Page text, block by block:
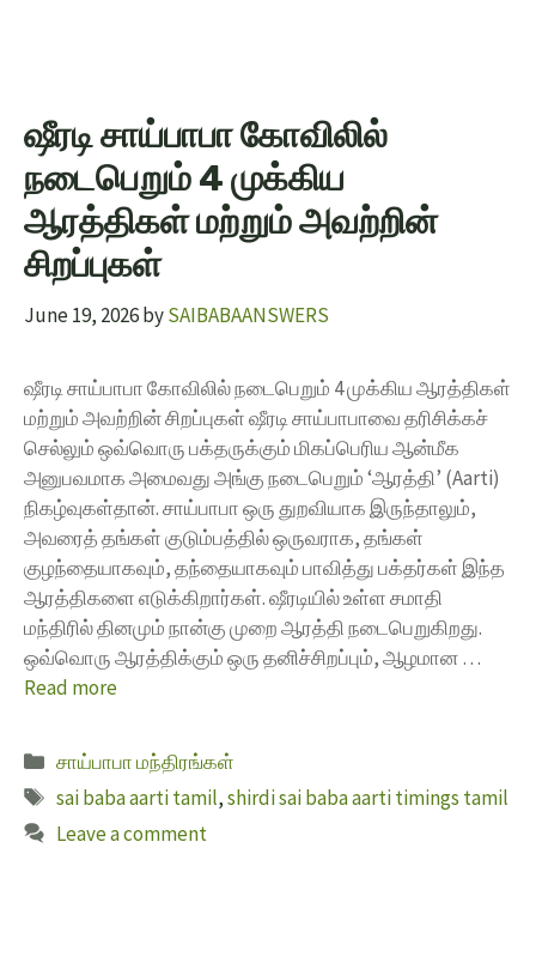
ஷீரடி சாய்பாபா கோவிலில்
நடைபெறும் 4 முக்கிய
ஆரத்திகள் மற்றும் அவற்றின்
சிறப்புகள்
June 19, 2026bySAIBABAANSWERS
ஷீரடி சாய்பாபா கோவிலில் நடைபெறும் 4 முக்கிய ஆரத்திகள்
மற்றும் அவற்றின் சிறப்புகள் ஷீரடி சாய்பாபாவை தரிசிக்கச்
செல்லும் ஒவ்வொரு பக்தருக்கும் மிகப்பெரிய ஆன்மீக
அனுபவமாக அமைவது அங்கு நடைபெறும் ‘ஆரத்தி’ (Aarti)
நிகழ்வுகள்தான். சாய்பாபா ஒரு துறவியாக இருந்தாலும்,
அவரைத் தங்கள் குடும்பத்தில் ஒருவராக, தங்கள்
குழந்தையாகவும், தந்தையாகவும் பாவித்து பக்தர்கள் இந்த
ஆரத்திகளை எடுக்கிறார்கள். ஷீரடியில் உள்ள சமாதி
மந்திரில் தினமும் நான்கு முறை ஆரத்தி நடைபெறுகிறது.
ஒவ்வொரு ஆரத்திக்கும் ஒரு தனிச்சிறப்பும், ஆழமான …
Read more
சாய்பாபா மந்திரங்கள்
sai baba aarti tamil,shirdi sai baba aarti timings tamil
Leave a comment